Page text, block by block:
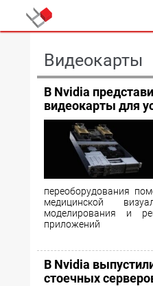
Видеокарты
В Nvidia
видеокарты для
переоборудования
медицинской
моделирования и
приложений
В Nvidia
стоечных